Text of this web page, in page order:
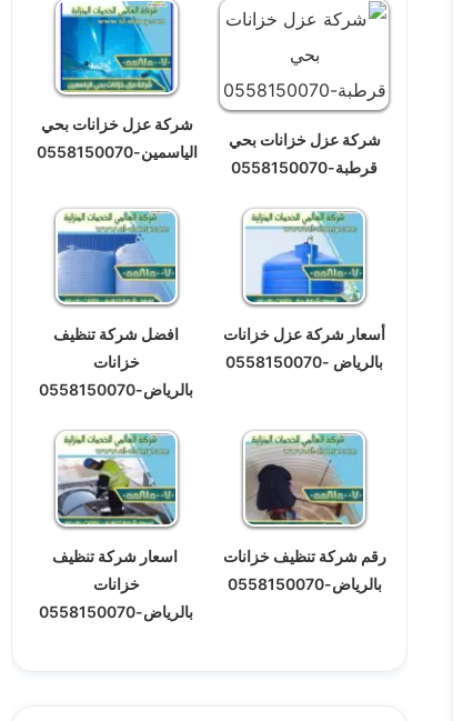
شركة عزل خزانات بحي
قرطبة-0558150070
شركة عزل خزانات بحي
الياسمين-0558150070
أسعار شركة عزل خزانات
بالرياض -0558150070
افضل شركة تنظيف
خزانات
بالرياض-0558150070
رقم شركة تنظيف خزانات
بالرياض-0558150070
اسعار شركة تنظيف
خزانات
بالرياض-0558150070